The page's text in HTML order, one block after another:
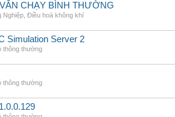
CHẠY BÌNH THƯỜNG
Nghiệp Điều hoà không khí
Simulation Server 2
thông thường
thông thường